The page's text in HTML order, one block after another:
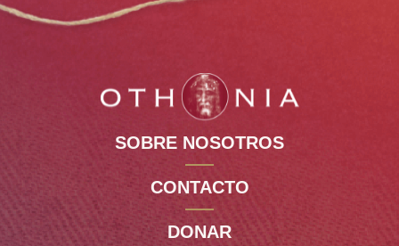
SOBRE NOSOTROS
CONTACTO
DONAR